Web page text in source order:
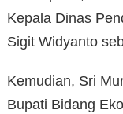
Kepala Dinas
Sigit Widyanto
Kemudian, Sri
Bupati Bidang